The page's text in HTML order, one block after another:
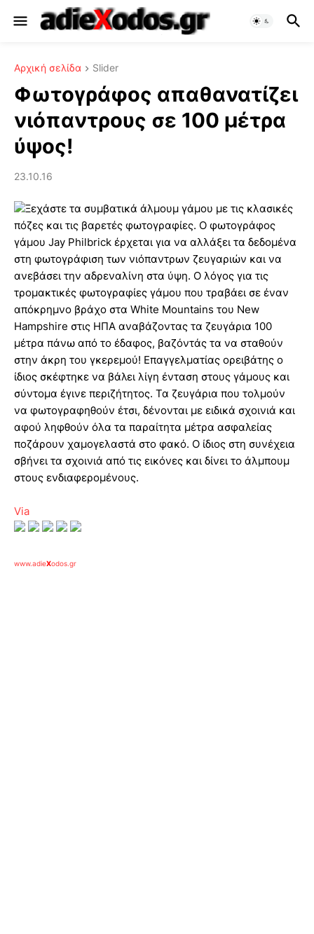
Αρχική σελίδα Slider
Φωτογράφος απαθανατίζει
νιόπαντρους σε 100 μέτρα
ύψος!
23.10.16
Ξεχάστε τα συμβατικά άλμουμ γάμου με τις κλασικές
πόζες και τις βαρετές φωτογραφίες. Ο φωτογράφος
γάμου Jay Philbrick έρχεται για να αλλάξει τα δεδομένα
στη φωτογράφιση των νιόπαντρων ζευγαριών και να
ανεβάσει την αδρεναλίνη στα ύψη. Ο λόγος για τις
τρομακτικές φωτογραφίες γάμου που τραβάει σε έναν
απόκρημνο βράχο στα White Mountains του New
Hampshire στις ΗΠΑ αναβάζοντας τα ζευγάρια 100
μέτρα πάνω από το έδαφος, βαζόντάς τα να σταθούν
στην άκρη του γκερεμού! Επαγγελματίας ορειβάτης ο
ίδιος σκέφτηκε να βάλει λίγη ένταση στους γάμους και
σύντομα έγινε περιζήτητος. Τα ζευγάρια που τολμούν
να φωτογραφηθούν έτσι, δένονται με ειδικά σχοινιά και
αφού ληφθούν όλα τα παραίτητα μέτρα ασφαλείας
ποζάρουν χαμογελαστά στο φακό. Ο ίδιος στη συνέχεια
σβήνει τα σχοινιά από τις εικόνες και δίνει το άλμπουμ
στους ενδιαφερομένους.
Via
www.adieXodos.gr